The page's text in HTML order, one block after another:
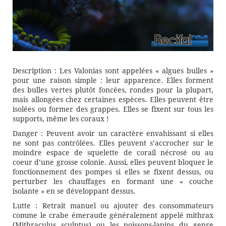
Description : Les Valonias sont appelées « algues bulles »
pour une raison simple : leur apparence. Elles forment
des bulles vertes plutôt foncées, rondes pour la plupart,
mais allongées chez certaines espèces. Elles peuvent être
isolées ou former des grappes. Elles se fixent sur tous les
supports, même les coraux !
Danger : Peuvent avoir un caractère envahissant si elles
ne sont pas contrôlées. Elles peuvent s’accrocher sur le
moindre espace de squelette de corail nécrosé ou au
coeur d’une grosse colonie. Aussi, elles peuvent bloquer le
fonctionnement des pompes si elles se fixent dessus, ou
perturber les chauffages en formant une « couche
isolante » en se développant dessus.
Lutte : Retrait manuel ou ajouter des consommateurs
comme le crabe émeraude généralement appelé mithrax